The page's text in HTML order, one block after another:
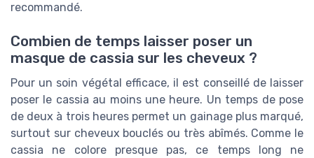
recommandé.
Combien de temps laisser poser un
masque de cassia sur les cheveux ?
Pour un soin végétal efficace, il est conseillé de laisser
poser le cassia au moins une heure. Un temps de pose
de deux à trois heures permet un gainage plus marqué,
surtout sur cheveux bouclés ou très abîmés. Comme le
cassia ne colore presque pas, ce temps long ne